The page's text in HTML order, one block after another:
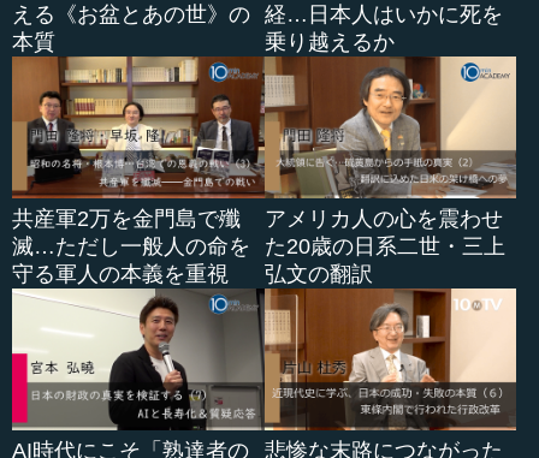
える《お盆とあの世》の
本質
経…日本人はいかに死を
乗り越えるか
共産軍2万を金門島で殲
滅…ただし一般人の命を
守る軍人の本義を重視
アメリカ人の心を震わせ
た20歳の日系二世・三上
弘文の翻訳
AI時代にこそ「熟達者の
悲惨な末路につながった